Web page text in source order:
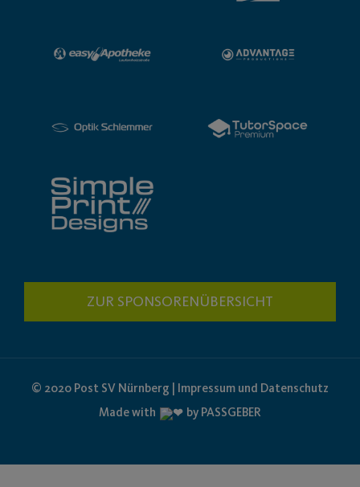
ZUR SPONSORENÜBERSICHT
© 2020 Post SV Nürnberg | Impressum und Datenschutz
Made with
by PASSGEBER